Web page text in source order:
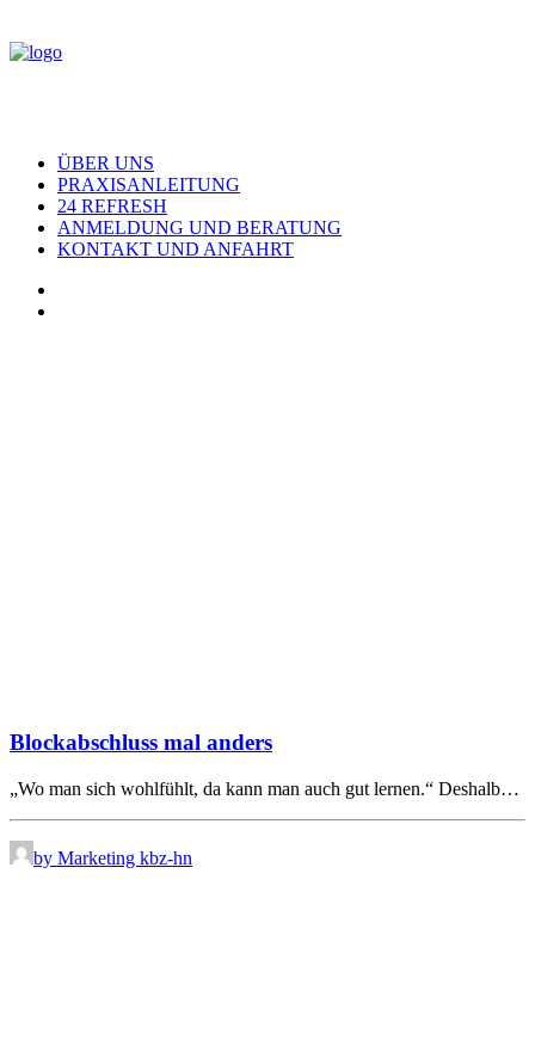
ÜBER UNS
PRAXISANLEITUNG
24 REFRESH
ANMELDUNG UND BERATUNG
KONTAKT UND ANFAHRT
Blockabschluss mal anders
„Wo man sich wohlfühlt, da kann man auch gut lernen.“ Deshalb…
by Marketing kbz-hn